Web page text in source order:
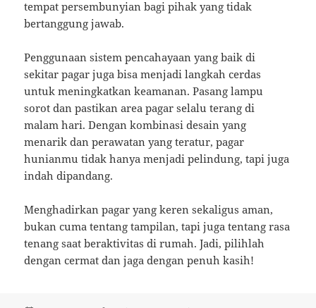
tempat persembunyian bagi pihak yang tidak
bertanggung jawab.
Penggunaan sistem pencahayaan yang baik di
sekitar pagar juga bisa menjadi langkah cerdas
untuk meningkatkan keamanan. Pasang lampu
sorot dan pastikan area pagar selalu terang di
malam hari. Dengan kombinasi desain yang
menarik dan perawatan yang teratur, pagar
hunianmu tidak hanya menjadi pelindung, tapi juga
indah dipandang.
Menghadirkan pagar yang keren sekaligus aman,
bukan cuma tentang tampilan, tapi juga tentang rasa
tenang saat beraktivitas di rumah. Jadi, pilihlah
dengan cermat dan jaga dengan penuh kasih!